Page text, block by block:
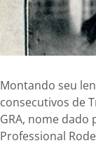
Montando seu
consecutivos de
GRA, nome dado
Professional